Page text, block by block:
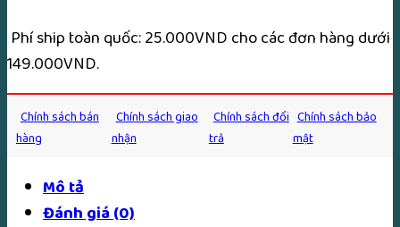
Phí ship toàn quốc: 25.000VND cho các đơn hàng dưới
149.000VND.
Chính sách bán
hàng
Chính sách giao
nhận
Chính sách đổi
trả
Chính sách bảo
mật
Mô tả
Đánh giá (0)